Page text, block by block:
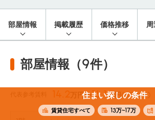
住まい探しの条件
賃貸住宅すべて 13万~17万
部屋情報 掲載履歴 価格推移
部屋情報（9件）
14.2 万円〜16.1万円(50.1m²)